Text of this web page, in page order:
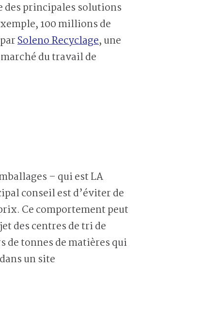
des principales solutions
100 millions de
Soleno Recyclage, une
du travail de
– qui est LA
conseil est d’éviter de
Ce comportement peut
des centres de tri de
de tonnes de matières qui
un site